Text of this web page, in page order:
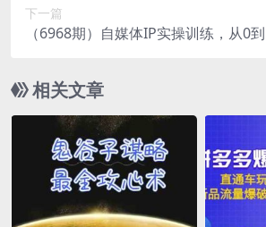
下一篇
（6968期）自媒体IP实操训练，从0
相关文章